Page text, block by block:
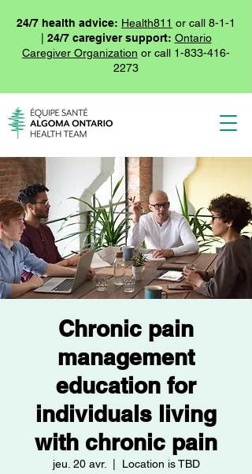
24/7 health advice: Health811 or call 8-1-1
24/7 caregiver support: Ontario
Caregiver Organization or call 1-833-416-
2273
Chronic pain
management
education for
individuals living
with chronic pain
jeu. 20 avr. Location is TBD